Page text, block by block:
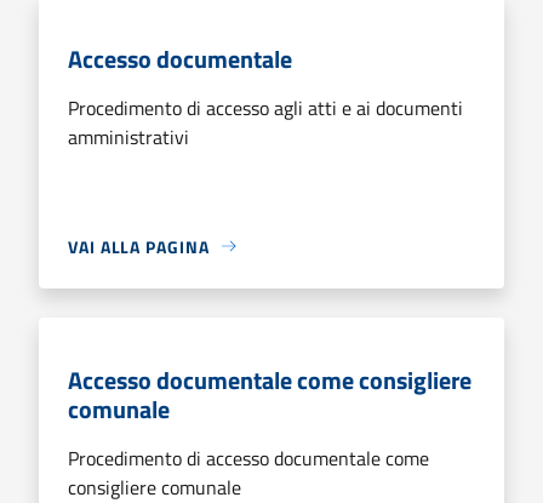
Accesso documentale
Procedimento di accesso agli atti e ai documenti
amministrativi
VAI ALLA PAGINA
Accesso documentale come consigliere
comunale
Procedimento di accesso documentale come
consigliere comunale